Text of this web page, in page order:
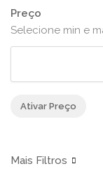
Preço
Selecione min e
Ativar Preço